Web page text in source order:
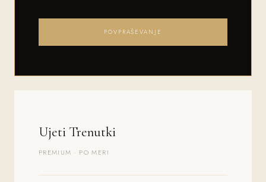
POVPRAŠEVANJE
Ujeti Trenutki
PREMIUM · PO MERI